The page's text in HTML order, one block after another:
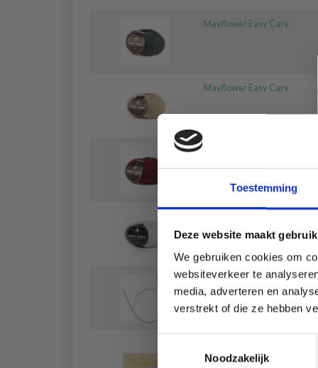
Toestemming
Deze website maakt
We gebruiken cookies om
websiteverkeer te
media, adverteren en
verstrekt of die ze hebben
Noodzakelijk
Mayflower Easy Care
Mayflower Easy Care
AddiPremium Classic
(vast) 80 cm (2.00–15.00